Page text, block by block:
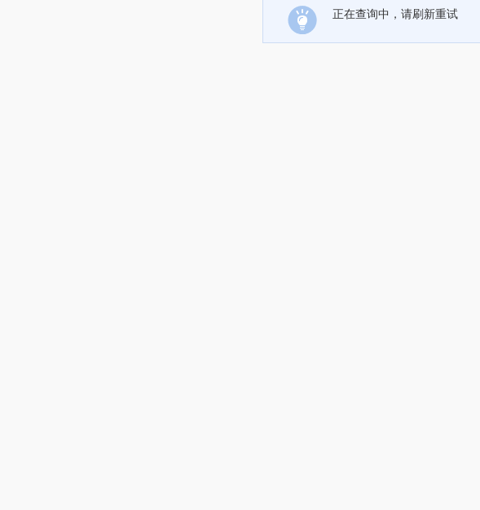
正在查询中，请刷新重试